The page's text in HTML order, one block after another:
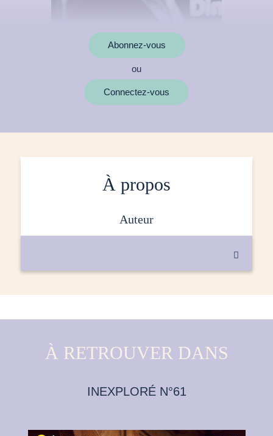
Abonnez-vous
ou
Connectez-vous
À propos
auteur

À RETROUVER DANS
INEXPLORÉ N°61